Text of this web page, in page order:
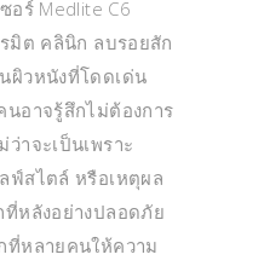
อร์ Medlite C6
มิต คลินิก ลบรอยสัก
ผิวหนังที่โดดเด่น
อาจรู้สึกไม่ต้องการ
าจะเป็นเพราะ
ฟ์สไตล์ หรือเหตุผล
หลังอย่างปลอดภัย
ที่หลายคนให้ความ